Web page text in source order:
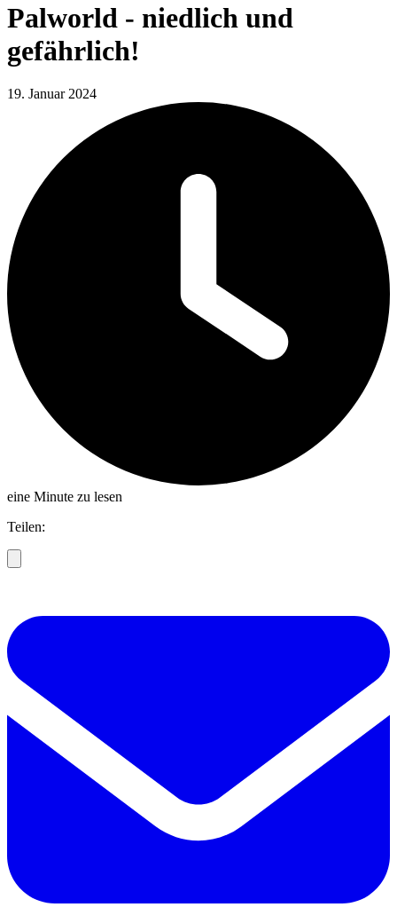
Palworld - niedlich und
gefährlich!
19. Januar 2024
eine Minute zu lesen
Teilen: